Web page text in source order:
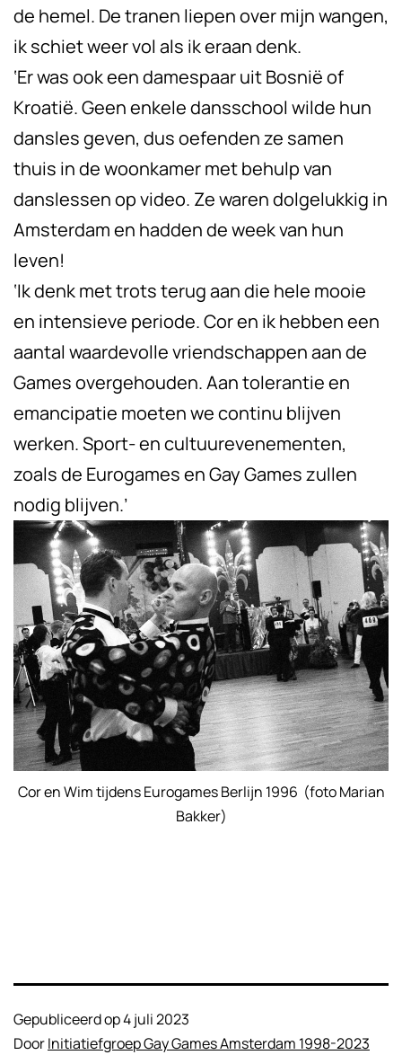
de hemel. De tranen liepen over mijn wangen,
ik schiet weer vol als ik eraan denk.
‘Er was ook een damespaar uit Bosnië of
Kroatië. Geen enkele dansschool wilde hun
dansles geven, dus oefenden ze samen
thuis in de woonkamer met behulp van
danslessen op video. Ze waren dolgelukkig in
Amsterdam en hadden de week van hun
leven!
‘Ik denk met trots terug aan die hele mooie
en intensieve periode. Cor en ik hebben een
aantal waardevolle vriendschappen aan de
Games overgehouden. Aan tolerantie en
emancipatie moeten we continu blijven
werken. Sport- en cultuurevenementen,
zoals de Eurogames en Gay Games zullen
nodig blijven.’
Cor en Wim tijdens Eurogames Berlijn 1996 (foto Marian
Bakker)
Gepubliceerd op4 juli 2023
DoorInitiatiefgroep Gay Games Amsterdam 1998-2023